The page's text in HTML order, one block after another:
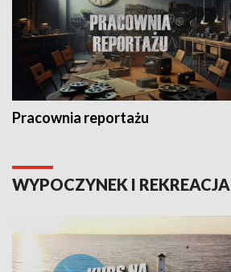
Pracownia reportażu
WYPOCZYNEK I REKREACJA